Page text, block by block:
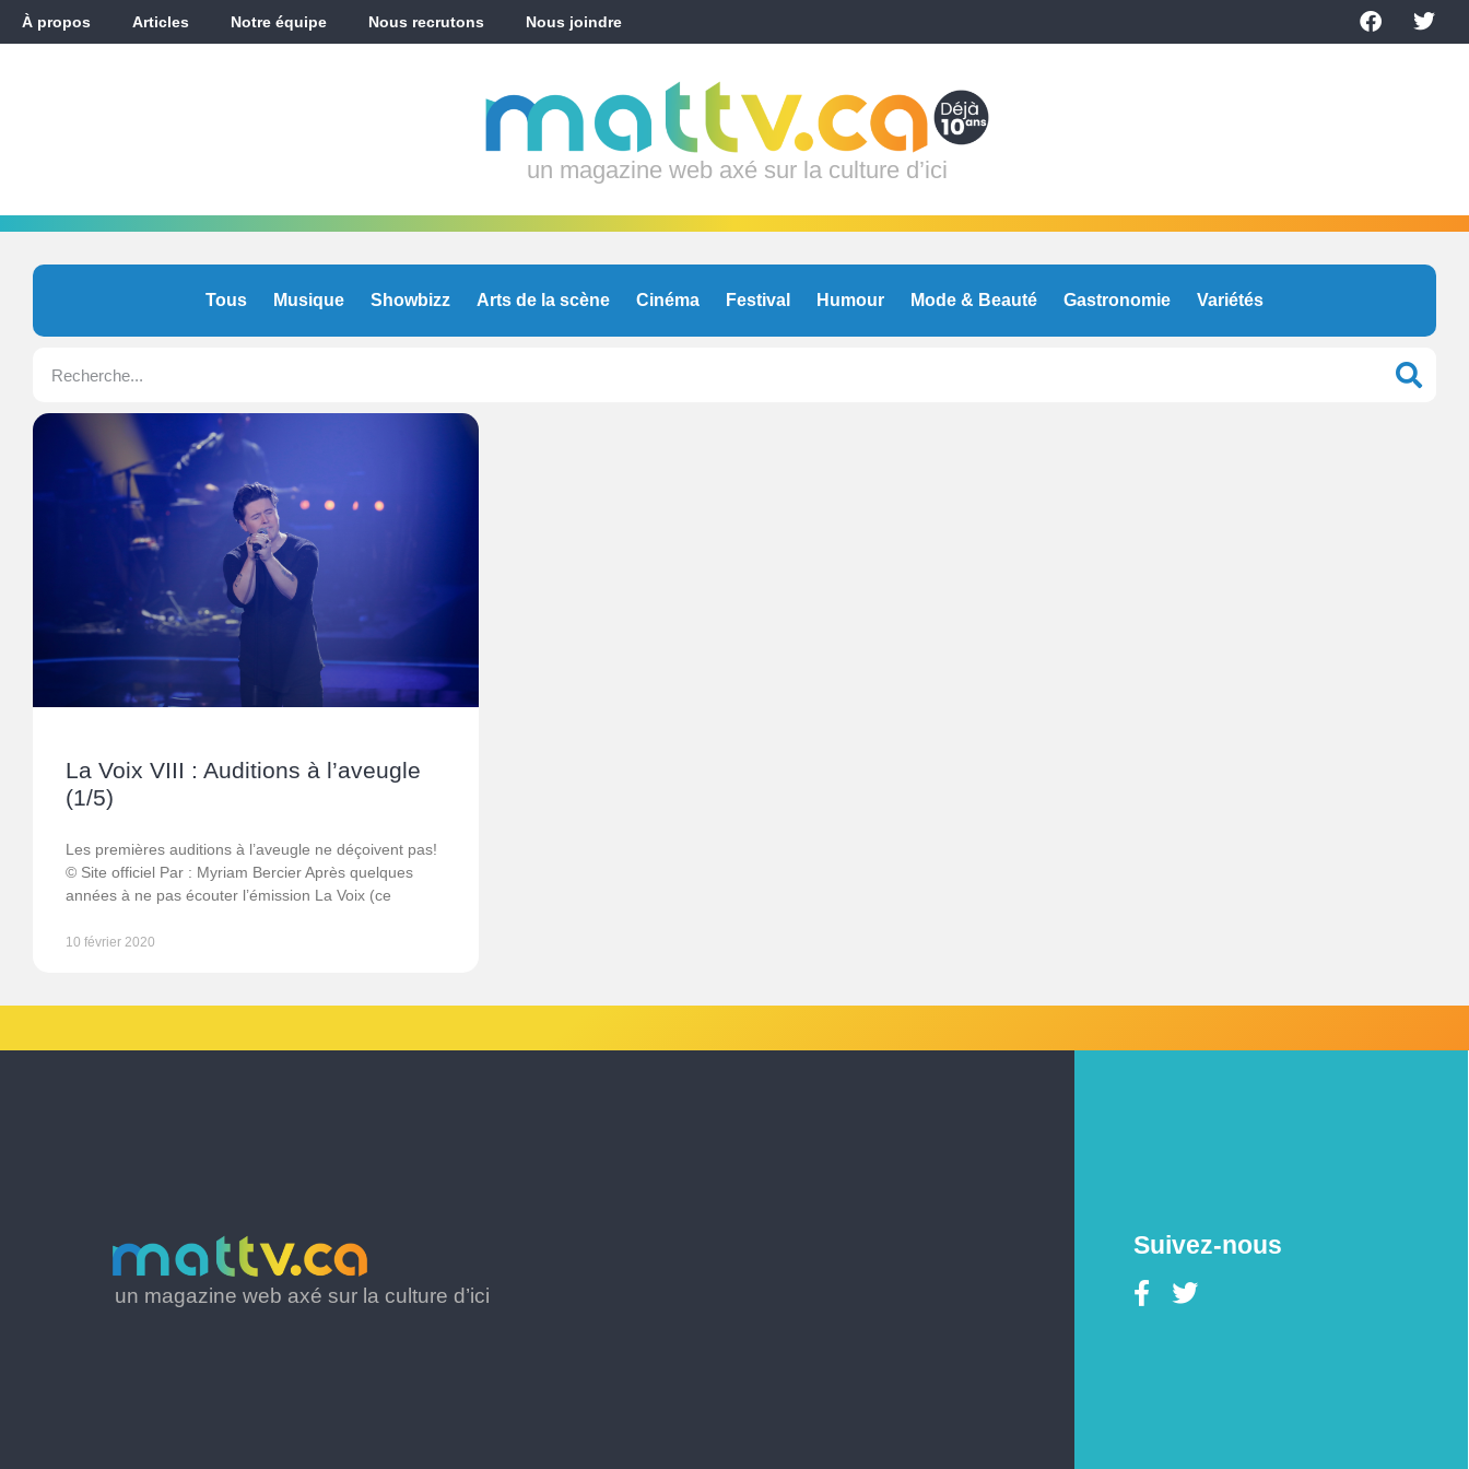
À propos Articles Notre équipe Nous recrutons Nous joindre
un magazine web axé sur la culture d’ici
Tous Musique Showbizz Arts de la scène Cinéma Festival Humour Mode & Beauté Gastronomie Variétés
La Voix VIII : Auditions à l’aveugle
(1/5)
Les premières auditions à l’aveugle ne déçoivent pas!
© Site officiel Par : Myriam Bercier Après quelques
années à ne pas écouter l’émission La Voix (ce
10 février 2020
un magazine web axé sur la culture d’ici
Suivez-nous